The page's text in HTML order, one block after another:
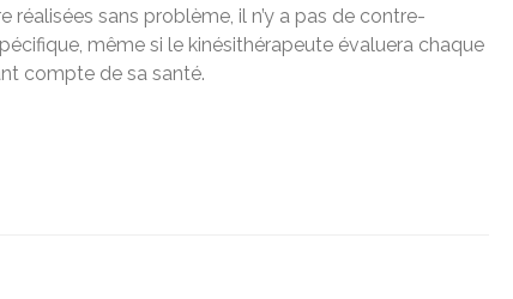
réalisées sans problème, il n’y a pas de contre-
même si le kinésithérapeute évaluera chaque
compte de sa santé.